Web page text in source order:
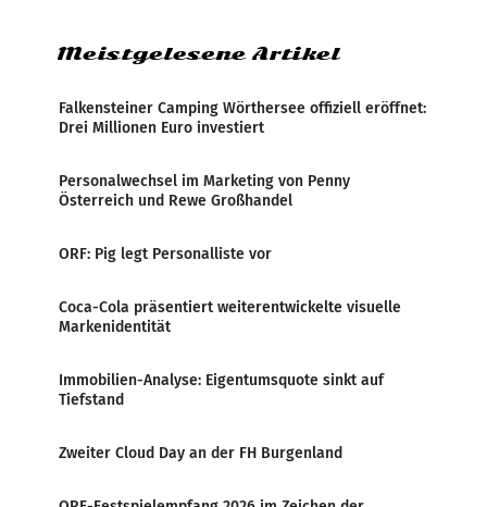
Meistgelesene Artikel
Falkensteiner Camping Wörthersee offiziell eröffnet:
Drei Millionen Euro investiert
Personalwechsel im Marketing von Penny
Österreich und Rewe Großhandel
ORF: Pig legt Personalliste vor
Coca-Cola präsentiert weiterentwickelte visuelle
Markenidentität
Immobilien-Analyse: Eigentumsquote sinkt auf
Tiefstand
Zweiter Cloud Day an der FH Burgenland